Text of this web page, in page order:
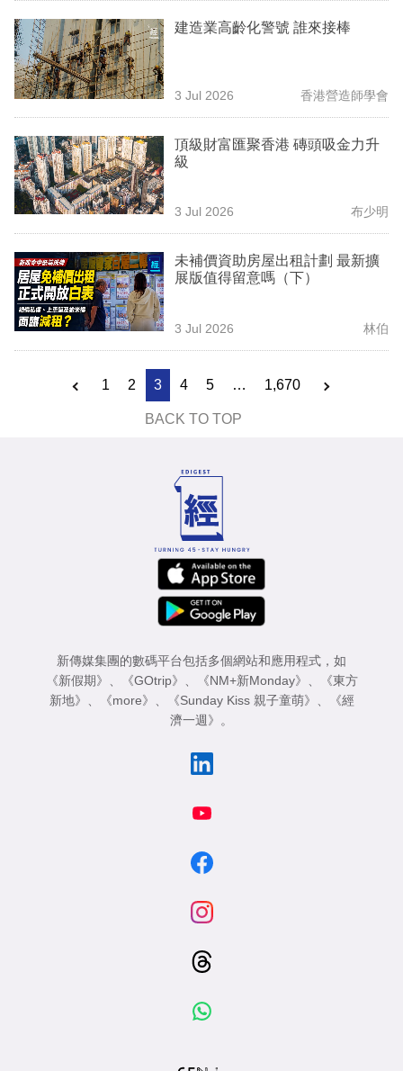
建造業高齡化警號 誰來接棒
3 Jul 2026 香港營造師學會
頂級財富匯聚香港 磚頭吸金力升
級
3 Jul 2026 布少明
未補價資助房屋出租計劃 最新擴
展版值得留意嗎（下）
3 Jul 2026 林伯
1 2 3 4 5 … 1,670
BACK TO TOP
新傳媒集團的數碼平台包括多個網站和應用程式，如
《新假期》 、 《GOtrip》 、 《NM+新Monday》 、
《東方
新地》 、 《more》 、 《Sunday Kiss 親子童萌》 、
《經
濟一週》 。